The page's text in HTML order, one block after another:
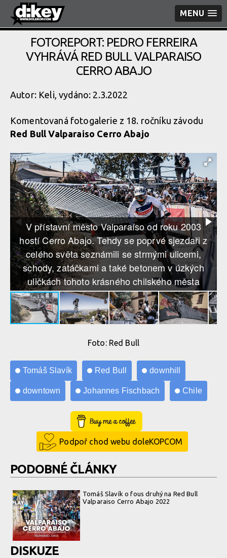
MENU
FOTOREPORT: PEDRO FERREIRA
VYHRÁVÁ RED BULL VALPARAISO
CERRO ABAJO
Autor: Keli, vydáno: 2.3.2022
Komentovaná fotogalerie z 18. ročníku závodu
Red Bull Valparaiso Cerro Abajo
V přístavní město Valparaíso od roku 2003
hostí Cerro Abajo. Tehdy se poprvé sjezdaři z
celého světa seznámili se strmými ulicemi,
schody, zatáčkami a také betonem v úzkých
uličkách tohoto krásného chilského města
Foto: Red Bull
Tomáš Slavík Red Bull downhill
downtown Johannes Fischbach Chile
Buy Me a Coffee
Podpoř chod webu doleKOPCOM
PODOBNÉ ČLÁNKY
Tomáš Slavík o fous druhý na Red Bull
Valparaiso Cerro Abajo 2022
DISKUZE